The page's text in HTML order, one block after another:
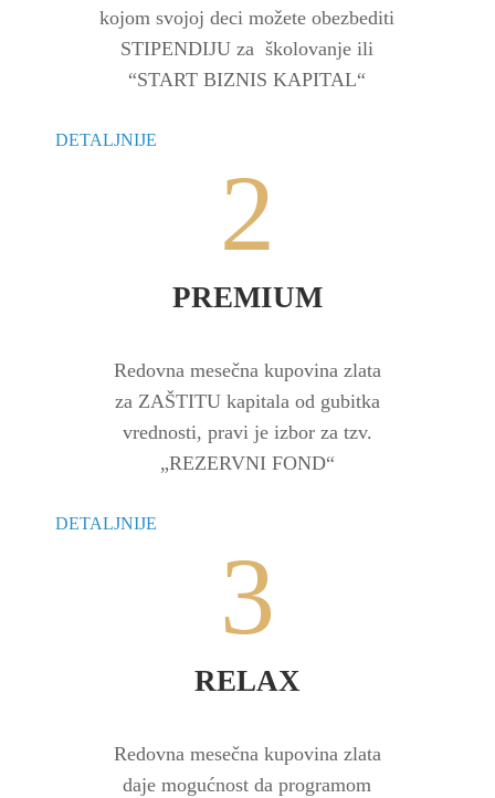
kojom svojoj deci možete ‎‏obezbediti
STIPENDIJU za ‏‏‎ školovanje ili
‏‏‎“START BIZNIS KAPITAL“
DETALJNIJE
2
PREMIUM
Redovna mesečna kupovina zlata
za ZAŠTITU kapitala od gubitka
vrednosti, pravi je izbor za tzv.
„REZERVNI FOND“
DETALJNIJE
3
RELAX
Redovna mesečna kupovina zlata
daje mogućnost da programom